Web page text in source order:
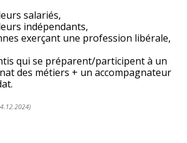
salariés,
indépendants,
exerçant une profession libérale,
qui se préparent/participent à un
des métiers + un accompagnateur